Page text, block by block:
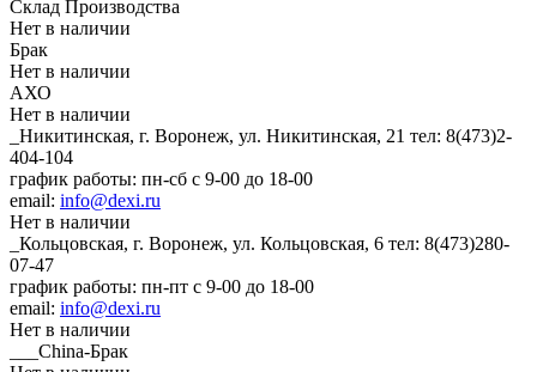
Склад Производства
Нет в наличии
Брак
Нет в наличии
АХО
Нет в наличии
_Никитинская, г. Воронеж, ул. Никитинская, 21 тел: 8(473)2-
404-104
график работы: пн-сб с 9-00 до 18-00
email: info@dexi.ru
Нет в наличии
_Кольцовская, г. Воронеж, ул. Кольцовская, 6 тел: 8(473)280-
07-47
график работы: пн-пт с 9-00 до 18-00
email: info@dexi.ru
Нет в наличии
___China-Брак